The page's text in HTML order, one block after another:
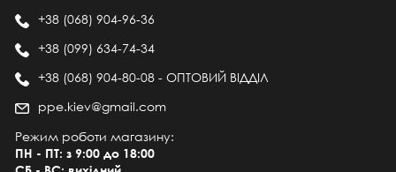
+38 (068) 904-96-36
+38 (099) 634-74-34
+38 (068) 904-80-08 - ОПТОВИЙ ВІДДІЛ
ppe.kiev@gmail.com
Режим роботи магазину:
ПН - ПТ: з 9:00 до 18:00